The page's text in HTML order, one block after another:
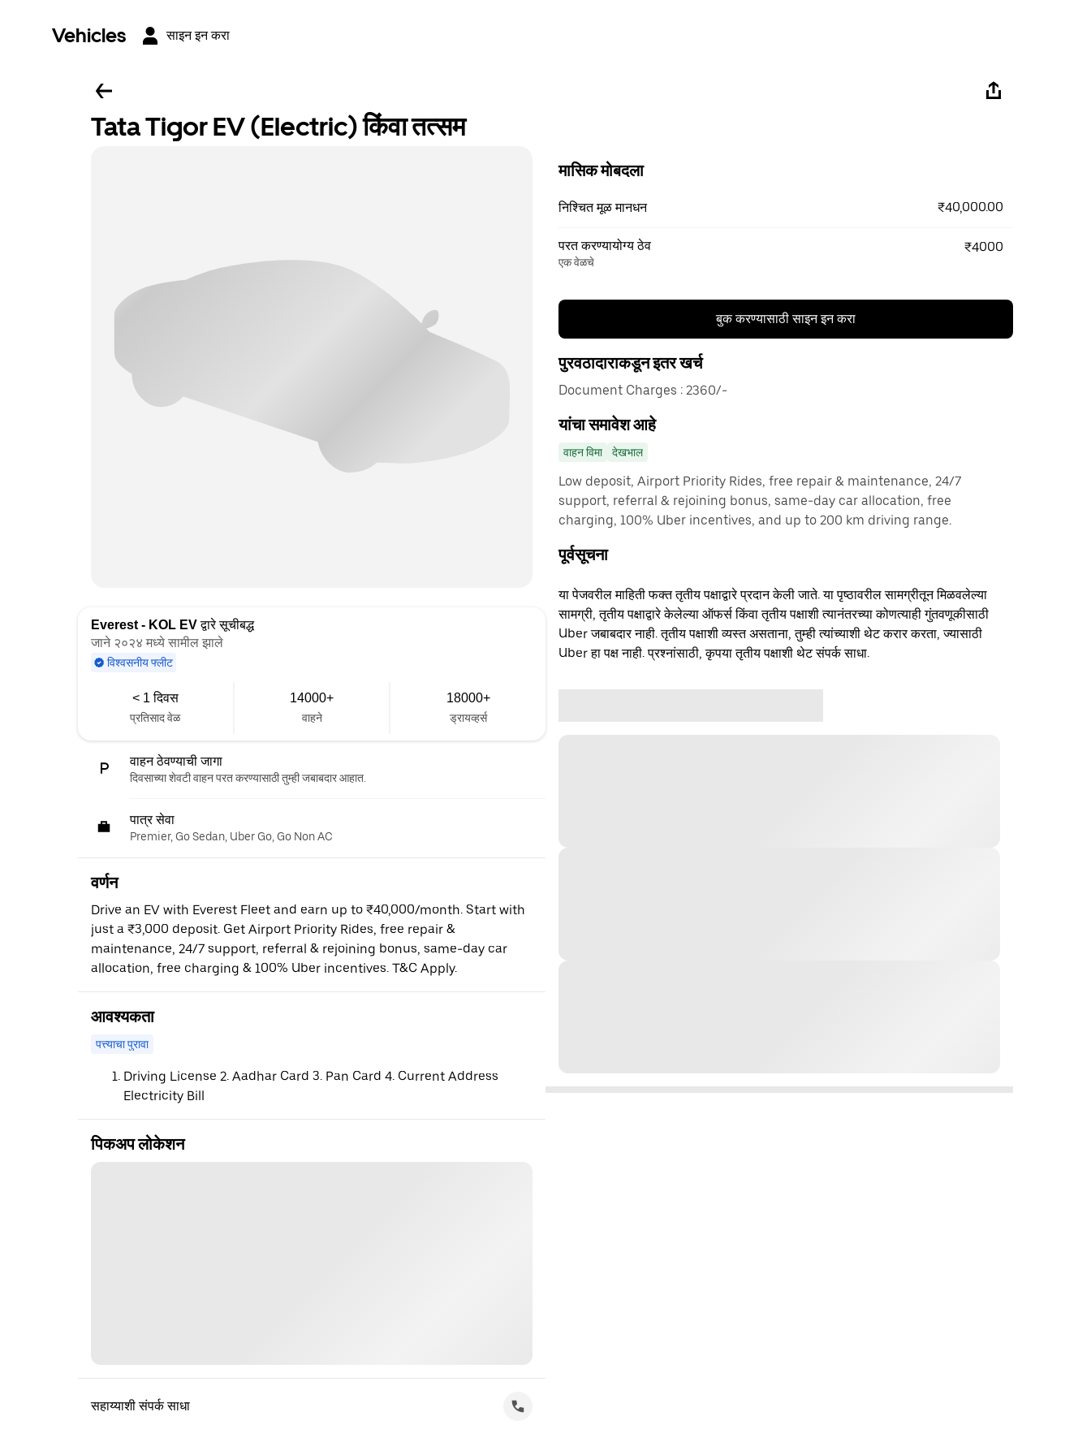
Vehicles साइन इन करा
Tata Tigor EV (Electric) किंवा तत्सम
Everest - KOL EVद्वारे सूचीबद्ध
जाने २०२४ मध्ये सामील झाले
विश्वसनीय फ्लीट
< 1 दिवस
प्रतिसाद वेळ
14000+
वाहने
18000+
ड्रायव्हर्स
वाहन ठेवण्याची जागा
दिवसाच्या शेवटी वाहन परत करण्यासाठी तुम्ही जबाबदार आहात.
पात्र सेवा
Premier, Go Sedan, Uber Go, Go Non AC
वर्णन
Drive an EV with Everest Fleet and earn up to ₹40,000/month. Start with
just a ₹3,000 deposit. Get Airport Priority Rides, free repair &
maintenance, 24/7 support, referral & rejoining bonus, same-day car
allocation, free charging & 100% Uber incentives. T&C Apply.
आवश्यकता
पत्त्याचा पुरावा
Driving License 2. Aadhar Card 3. Pan Card 4. Current Address
Electricity Bill
पिकअप लोकेशन
सहाय्याशी संपर्क साधा
मासिक मोबदला
निश्चित मूळ मानधन ₹40,000.00
परत करण्यायोग्य ठेव
एक वेळचे
₹4000
बुक करण्यासाठी साइन इन करा
पुरवठादाराकडून इतर खर्च
Document Charges : 2360/-
यांचा समावेश आहे
वाहन विमा देखभाल
Low deposit, Airport Priority Rides, free repair & maintenance, 24/7
support, referral & rejoining bonus, same-day car allocation, free
charging, 100% Uber incentives, and up to 200 km driving range.
पूर्वसूचना
या पेजवरील माहिती फक्त तृतीय पक्षाद्वारे प्रदान केली जाते. या पृष्ठावरील सामग्रीतून मिळवलेल्या
सामग्री, तृतीय पक्षाद्वारे केलेल्या ऑफर्स किंवा तृतीय पक्षाशी त्यानंतरच्या कोणत्याही गुंतवणूकीसाठी
Uber जबाबदार नाही. तृतीय पक्षाशी व्यस्त असताना, तुम्ही त्यांच्याशी थेट करार करता, ज्यासाठी
Uber हा पक्ष नाही. प्रश्नांसाठी, कृपया तृतीय पक्षाशी थेट संपर्क साधा.